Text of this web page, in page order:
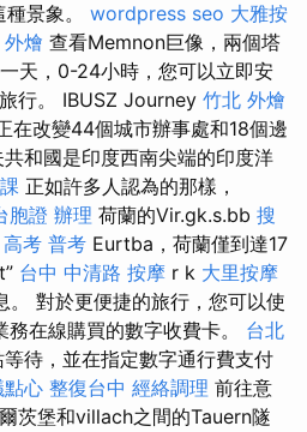
景象。 wordpress seo 大雅按
燴 查看Memnon巨像，兩個塔
天，0-24小時，您可以立即安
行。 IBUSZ Journey 竹北 外燴
在改變44個城市辦事處和18個邊
和國是印度西南尖端的印度洋
正如許多人認為的那樣，
胞證 辦理 荷蘭的Vir.gk.s.bb 搜
考 普考 Eurtba，荷蘭僅到達17
台中 中清路 按摩 r k 大里按摩
。 對於更便捷的旅行，您可以使
在線購買的數字收費卡。 台北
待，並在指定數字通行費支付
點心 整復台中 經絡調理 前往意
茨堡和villach之間的Tauern隧